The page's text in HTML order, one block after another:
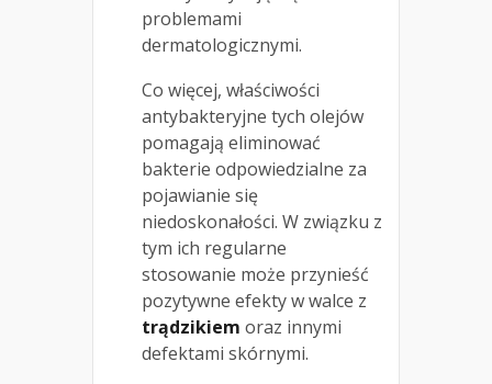
problemami
dermatologicznymi.
Co więcej, właściwości
antybakteryjne tych olejów
pomagają eliminować
bakterie odpowiedzialne za
pojawianie się
niedoskonałości. W związku z
tym ich regularne
stosowanie może przynieść
pozytywne efekty w walce z
trądzikiem oraz innymi
defektami skórnymi.